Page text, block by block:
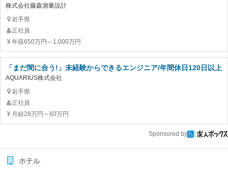
株式会社藤森測量設計
岩手県
正社員
年収650万円～1,000万円
「まだ間に合う!」未経験からできるエンジニア/年間休日120日以上
AQUARIUS株式会社
岩手県
正社員
月給28万円～60万円
Sponsored by
ホテル